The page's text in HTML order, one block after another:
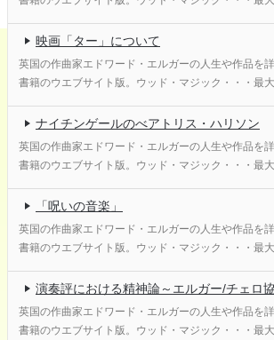
映画「ター」について
英国の作曲家エドワード・エルガーの人生や作品を
書籍のウエブサイト版。ウッド・マジック・・・最
ナイチンゲールのべアトリス・ハリソン
英国の作曲家エドワード・エルガーの人生や作品を
書籍のウエブサイト版。ウッド・マジック・・・最
「呪いの音楽」
英国の作曲家エドワード・エルガーの人生や作品を
書籍のウエブサイト版。ウッド・マジック・・・最
演奏評における精神論～エルガー/チェロ
英国の作曲家エドワード・エルガーの人生や作品を
書籍のウエブサイト版。ウッド・マジック・・・最